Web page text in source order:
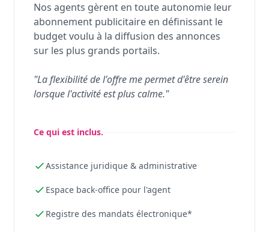
Nos agents gèrent en toute autonomie leur
abonnement publicitaire en définissant le
budget voulu à la diffusion des annonces
sur les plus grands portails.
"La flexibilité de l'offre me permet d'être serein
lorsque l'activité est plus calme."
Ce qui est inclus.
Assistance juridique & administrative
Espace back-office pour l'agent
Registre des mandats électronique*